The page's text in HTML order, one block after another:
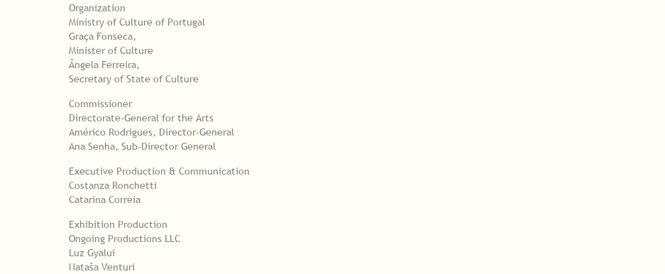
Organization
Ministry of Culture of Portugal
Graça Fonseca,
Minister of Culture
Ângela Ferreira,
Secretary of State of Culture
Commissioner
Directorate-General for the Arts
Américo Rodrigues, Director-General
Ana Senha, Sub-Director General
Executive Production & Communication
Costanza Ronchetti
Catarina Correia
Exhibition Production
Ongoing Productions LLC
Luz Gyalui
Nataša Venturi